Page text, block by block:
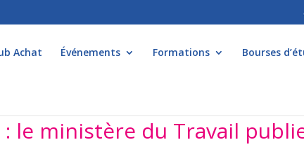
Achat Événements Formations Bourses
: le ministère du Travail